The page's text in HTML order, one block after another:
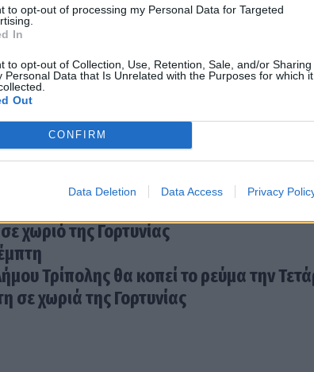
to opt-out of processing my Personal Data for Targeted
In
to opt-out of Collection, Use, Retention, Sale, and/or Sharing
Personal Data that Is Unrelated with the Purposes for which it
Out
CONFIRM
Data Deletion Data Access Privacy
Άγιο Βασίλειο Τρίπολης
χωριό της Γορτυνίας
Τρίπολης θα κοπεί το ρεύμα την
σε χωριά της Γορτυνίας